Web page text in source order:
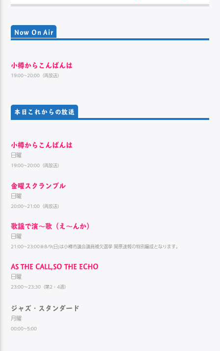
Now On Air
小樽からこんばんは
19:00~20:00（再放送）
本日これからの放送
小樽からこんばんは
日曜
19:00~20:00（再放送）
金曜スクランブル
日曜
20:00~21:00（再放送）
歌謡で演〜歌（え〜んか）
日曜
21:00~23:00※8/9(日)は小樽市議会議員補欠選挙 開票速報の特別編成となります。
AS THE CALL,SO THE ECHO
日曜
23:00～23:30（第2・4週）
ジャズ・スタンダード
月曜
00:00~5:00